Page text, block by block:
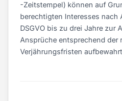
-Zeitstempel) können auf
berechtigten Interesses nach
DSGVO bis zu drei Jahre zur
Ansprüche entsprechend der
Verjährungsfristen